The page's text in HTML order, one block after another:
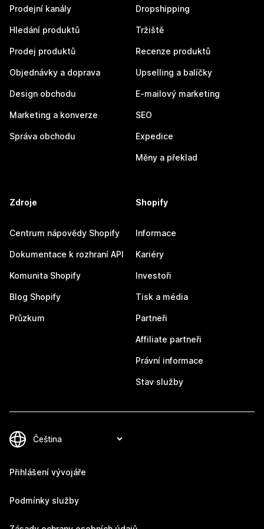
Prodejní kanály
Hledání produktů
Prodej produktů
Objednávky a doprava
Design obchodu
Marketing a konverze
Správa obchodu
Dropshipping
Tržiště
Recenze produktů
Upselling a balíčky
E-mailový marketing
SEO
Expedice
Měny a překlad
Zdroje
Centrum nápovědy Shopify
Dokumentace k rozhraní API
Komunita Shopify
Blog Shopify
Průzkum
Shopify
Informace
Kariéry
Investoři
Tisk a média
Partneři
Affiliate partneři
Právní informace
Stav služby
Přihlášení vývojáře
Podmínky služby